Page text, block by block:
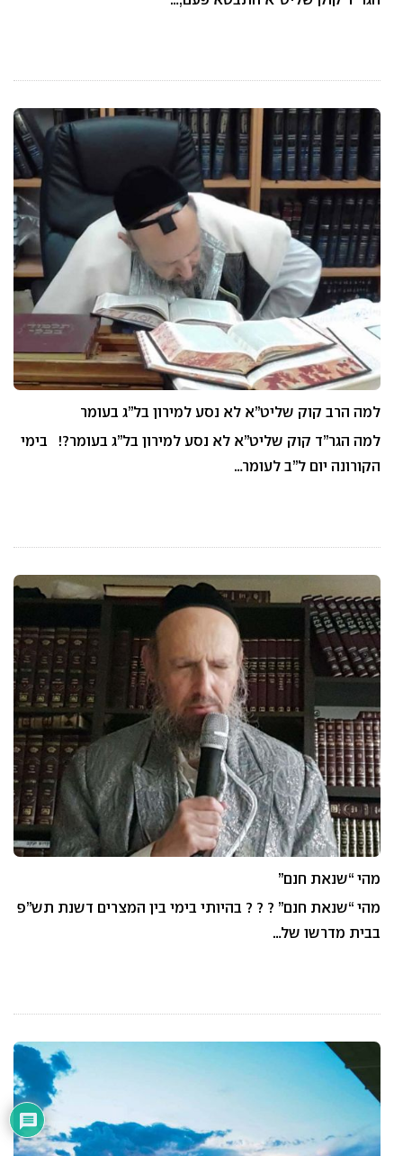
למה הרב קוק שליט”א לא נסע למירון בל”ג בעומר
למה הגר”ד קוק שליט”א לא נסע למירון בל”ג בעומר?! בימי
הקורונה יום ל”ב לעומר…
מהי “שנאת חנם”
מהי “שנאת חנם” ? ? ? בהיותי בימי בין המצרים דשנת תש”פ
בבית מדרשו של…